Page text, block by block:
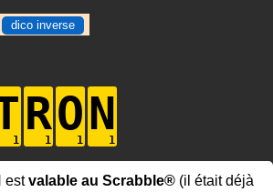
dico inverse
RON
estvalable au Scrabble® (il était déjà